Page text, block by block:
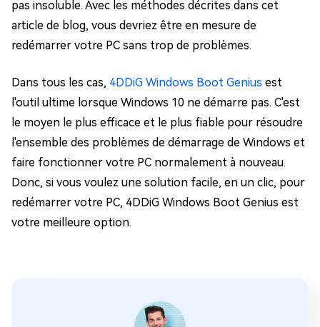
pas insoluble. Avec les méthodes décrites dans cet
article de blog, vous devriez être en mesure de
redémarrer votre PC sans trop de problèmes.
Dans tous les cas, 4DDiG Windows Boot Genius est
l'outil ultime lorsque Windows 10 ne démarre pas. C'est
le moyen le plus efficace et le plus fiable pour résoudre
l'ensemble des problèmes de démarrage de Windows et
faire fonctionner votre PC normalement à nouveau.
Donc, si vous voulez une solution facile, en un clic, pour
redémarrer votre PC, 4DDiG Windows Boot Genius est
votre meilleure option.